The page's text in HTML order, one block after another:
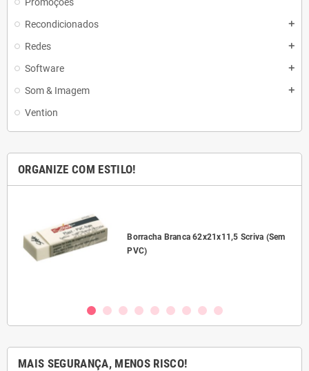
Recondicionados
add
Redes add
Software add
Som & Imagem add
Vention
ORGANIZE COM ESTILO!
Borracha Branca 62x21x11,5 Scriva (Sem
PVC)
MAIS SEGURANÇA, MENOS RISCO!